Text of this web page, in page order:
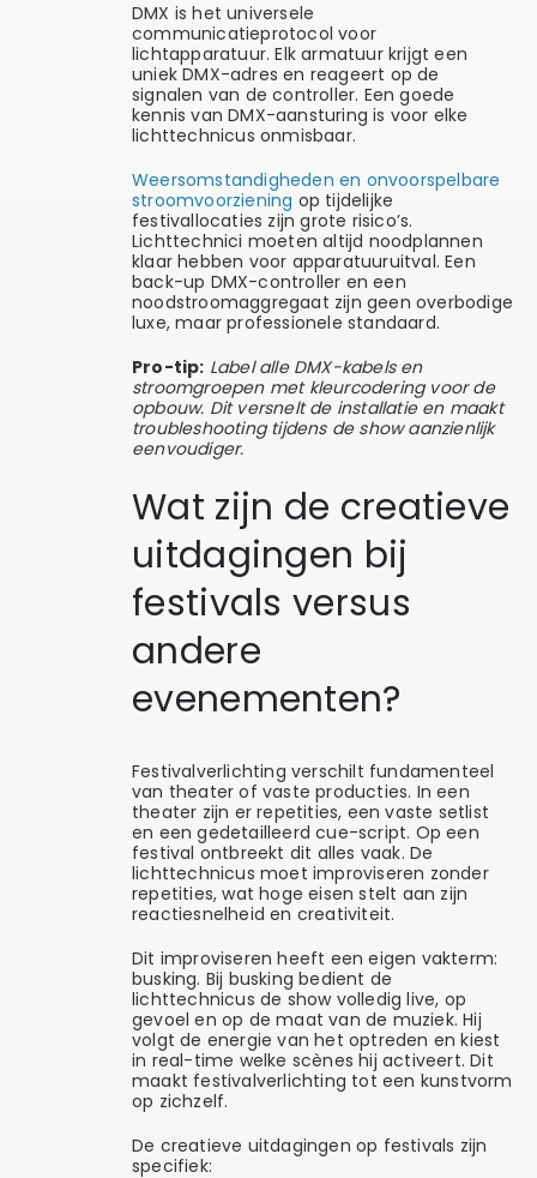
DMX is het universele
communicatieprotocol voor
lichtapparatuur. Elk armatuur krijgt een
uniek DMX-adres en reageert op de
signalen van de controller. Een goede
kennis van DMX-aansturing is voor elke
lichttechnicus onmisbaar.
Weersomstandigheden en onvoorspelbare
stroomvoorziening op tijdelijke
festivallocaties zijn grote risico’s.
Lichttechnici moeten altijd noodplannen
klaar hebben voor apparatuuruitval. Een
back-up DMX-controller en een
noodstroomaggregaat zijn geen overbodige
luxe, maar professionele standaard.
Pro-tip: Label alle DMX-kabels en
stroomgroepen met kleurcodering voor de
opbouw. Dit versnelt de installatie en maakt
troubleshooting tijdens de show aanzienlijk
eenvoudiger.
Wat zijn de creatieve
uitdagingen bij
festivals versus
andere
evenementen?
Festivalverlichting verschilt fundamenteel
van theater of vaste producties. In een
theater zijn er repetities, een vaste setlist
en een gedetailleerd cue-script. Op een
festival ontbreekt dit alles vaak. De
lichttechnicus moet improviseren zonder
repetities, wat hoge eisen stelt aan zijn
reactiesnelheid en creativiteit.
Dit improviseren heeft een eigen vakterm:
busking. Bij busking bedient de
lichttechnicus de show volledig live, op
gevoel en op de maat van de muziek. Hij
volgt de energie van het optreden en kiest
in real-time welke scènes hij activeert. Dit
maakt festivalverlichting tot een kunstvorm
op zichzelf.
De creatieve uitdagingen op festivals zijn
specifiek: